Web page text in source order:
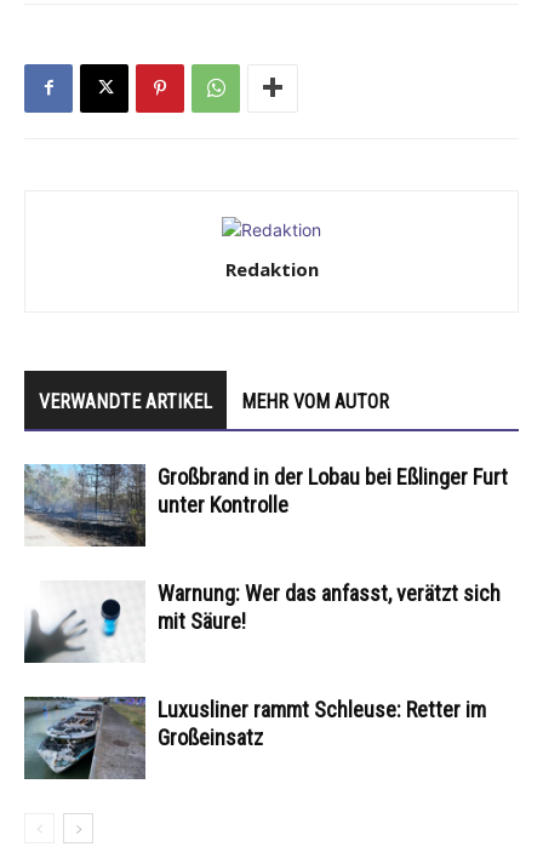
Redaktion
VERWANDTE ARTIKEL MEHR VOM AUTOR
Großbrand in der Lobau bei Eßlinger Furt
unter Kontrolle
Warnung: Wer das anfasst, verätzt sich
mit Säure!
Luxusliner rammt Schleuse: Retter im
Großeinsatz